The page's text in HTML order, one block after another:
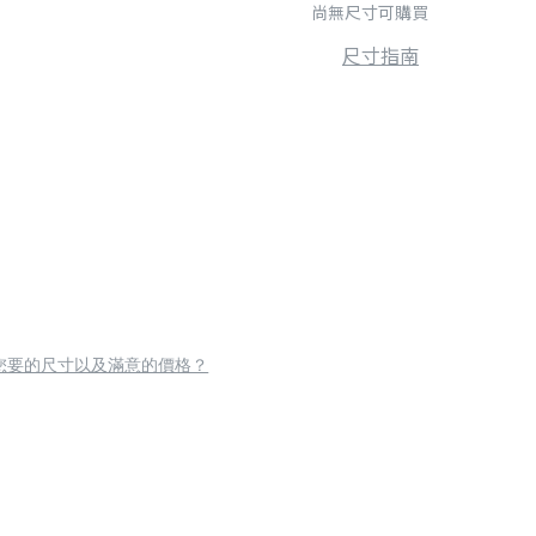
尚無尺寸可購買
尺寸指南
要的尺寸以及滿意的價格？